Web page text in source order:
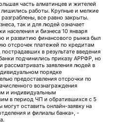
часть алматинцев и жителей
лишились работы. Крупные и мелкие
все равно закрыты.
так и для людей означает
населения и бизнеса 10 января
и развитию финансового рынка был
отсрочек платежей по кредитам
в результате введения
подчинились приказу АРРФР, но
рассматривать заявления людей в
порядке
предоставления отсрочки по
вознаграждения
и индивидуальным
в период ЧП и обратившихся с 5
оставить онлайн-заявку на
и филиалы банка», -